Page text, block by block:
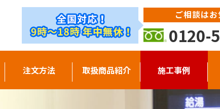
ご相談は
0120-
注文方法 取扱商品紹介 施工事例